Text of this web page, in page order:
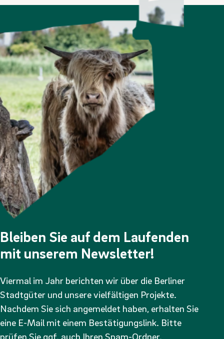
Bleiben Sie auf dem Laufenden
mit unserem Newsletter!
Viermal im Jahr berichten wir über die Berliner
Stadtgüter und unsere vielfältigen Projekte.
Nachdem Sie sich angemeldet haben, erhalten Sie
eine E-Mail mit einem Bestätigungslink. Bitte
prüfen Sie ggf. auch Ihren Spam-Ordner.